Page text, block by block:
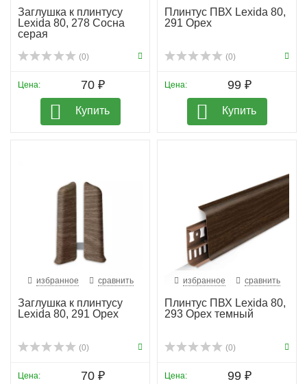
Заглушка к плинтусу
Lexida 80, 278 Сосна
серая
(0)
Цена: 70 ₽
Купить
Плинтус ПВХ Lexida 80,
291 Орех
(0)
Цена: 99 ₽
Купить
избранное сравнить
Заглушка к плинтусу
Lexida 80, 291 Орех
(0)
Цена: 70 ₽
избранное сравнить
Плинтус ПВХ Lexida 80,
293 Орех темный
(0)
Цена: 99 ₽